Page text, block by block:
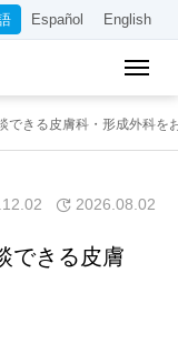
Español English
できる皮膚科・形成外科を
2026.08.02
できる皮膚